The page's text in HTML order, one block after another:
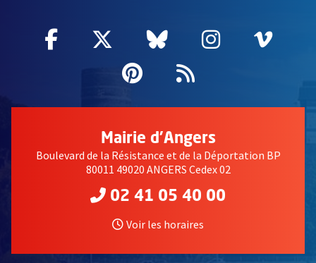
Facebook
, Ouvre une nouvelle fenêtre
Twitter
, Ouvre une nouvelle
Bluesky
, Ouvre une
Instagram
, Ouvre
,
Pinterest
, Ouvre une
Flux RSS
Mairie d'Angers
Boulevard de la Résistance et de la Déportation BP
80011 49020 ANGERS Cedex 02
02 41 05 40 00
Voir les horaires